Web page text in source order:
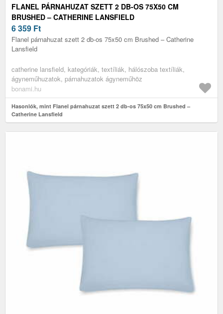
FLANEL PÁRNAHUZAT SZETT 2 DB-OS 75X50 CM
BRUSHED – CATHERINE LANSFIELD
6 359 Ft
Flanel párnahuzat szett 2 db-os 75x50 cm Brushed – Catherine
Lansfield
catherine lansfield, kategóriák, textíliák, hálószoba textíliák,
ágyneműhuzatok, párnahuzatok ágyneműhöz
bonami.hu
Hasonlók, mint Flanel párnahuzat szett 2 db-os 75x50 cm Brushed –
Catherine Lansfield